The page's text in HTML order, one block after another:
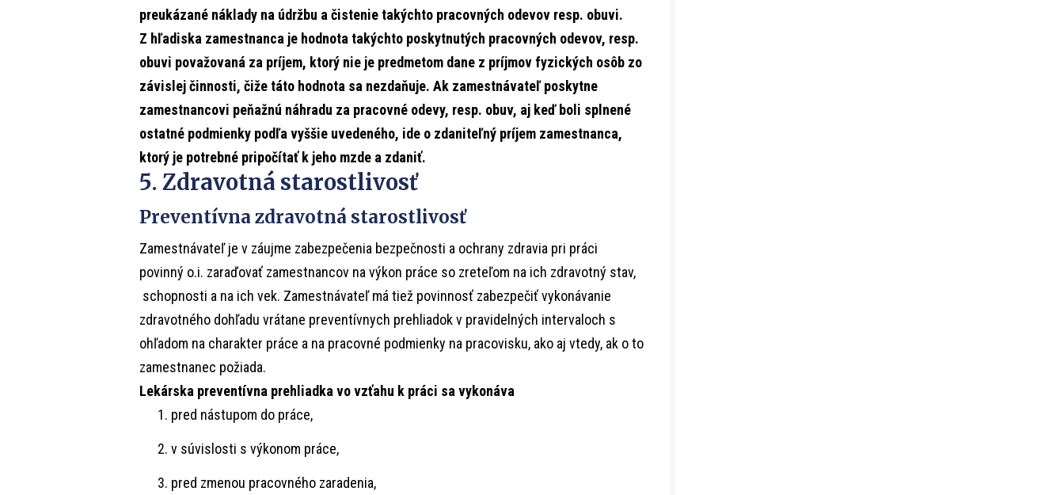
preukázané náklady na údržbu a čistenie takýchto pracovných odevov resp. obuvi.
Z hľadiska zamestnanca je hodnota takýchto poskytnutých pracovných odevov, resp.
obuvi považovaná za príjem, ktorý nie je predmetom dane z príjmov fyzických osôb zo
závislej činnosti, čiže táto hodnota sa nezdaňuje. Ak zamestnávateľ poskytne
zamestnancovi peňažnú náhradu za pracovné odevy, resp. obuv, aj keď boli splnené
ostatné podmienky podľa vyššie uvedeného, ide o zdaniteľný príjem zamestnanca,
ktorý je potrebné pripočítať k jeho mzde a zdaniť.
5. Zdravotná starostlivosť
Preventívna zdravotná starostlivosť
Zamestnávateľ je v záujme zabezpečenia bezpečnosti a ochrany zdravia pri práci
povinný o.i. zaraďovať zamestnancov na výkon práce so zreteľom na ich zdravotný stav,
schopnosti a na ich vek. Zamestnávateľ má tiež povinnosť zabezpečiť vykonávanie
zdravotného dohľadu vrátane preventívnych prehliadok v pravidelných intervaloch s
ohľadom na charakter práce a na pracovné podmienky na pracovisku, ako aj vtedy, ak o to
zamestnanec požiada.
Lekárska preventívna prehliadka vo vzťahu k práci sa vykonáva
pred nástupom do práce,
v súvislosti s výkonom práce,
pred zmenou pracovného zaradenia,